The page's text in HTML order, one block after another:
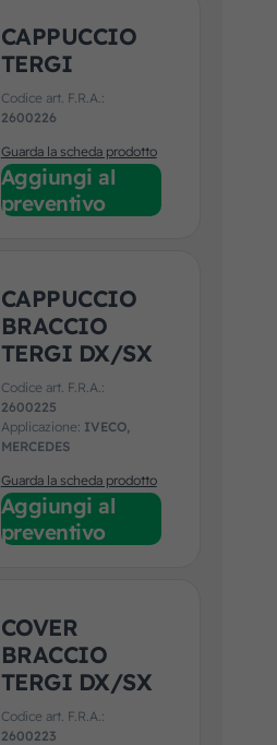
CAPPUCCIO
TERGI
Codice art. F.R.A.:
2600226
Guarda la scheda prodotto
Aggiungi al
preventivo
CAPPUCCIO
BRACCIO
TERGI DX/SX
Codice art. F.R.A.:
2600225
Applicazione: IVECO,
MERCEDES
Guarda la scheda prodotto
Aggiungi al
preventivo
COVER
BRACCIO
TERGI DX/SX
Codice art. F.R.A.:
2600223